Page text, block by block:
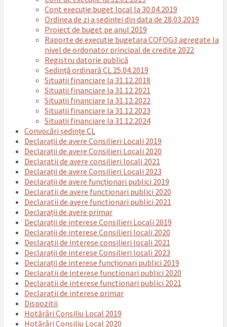
Cont execuție buget local la 30.04.2019
Ordinea de zi a ședinței din data de 28.03.2019
Proiect de buget pe anul 2019
Raporte de executie bugetara COFOG3 agregate la
nivel de ordonator principal de credite 2022
Registru datorie publică
Ședință ordinară CL 25.04.2019
Situații financiare la 31.12.2018
Situaţii financiare la 31.12.2021
Situaţii financiare la 31.12.2022
Situații financiare la 31.12.2023
Situaţii financiare la 31.12.2024
Convocări ședințe CL
Declarații de avere Consilieri Locali 2019
Declarații de avere Consilieri Locali 2020
Declaratii de avere consilieri locali 2021
Declarații de avere Consilieri Locali 2023
Declarații de avere funcționari publici 2019
Declaratii de avere functionari publici 2020
Declaratii de avere functionari publici 2021
Declarații de avere primar
Declarații de interese Consilieri Locali 2019
Declarații de interese Consilieri locali 2020
Declaratii de interese consilieri locali 2021
Declarații de interese Consilieri locali 2023
Declarații de interese funcționari publici 2019
Declaratii de interese functionari publici 2020
Declaratii de interese functionari publici 2021
Declaratii de interese primar
Dispozitii
Hotărâri Consiliu Local 2019
Hotărâri Consiliu Local 2020